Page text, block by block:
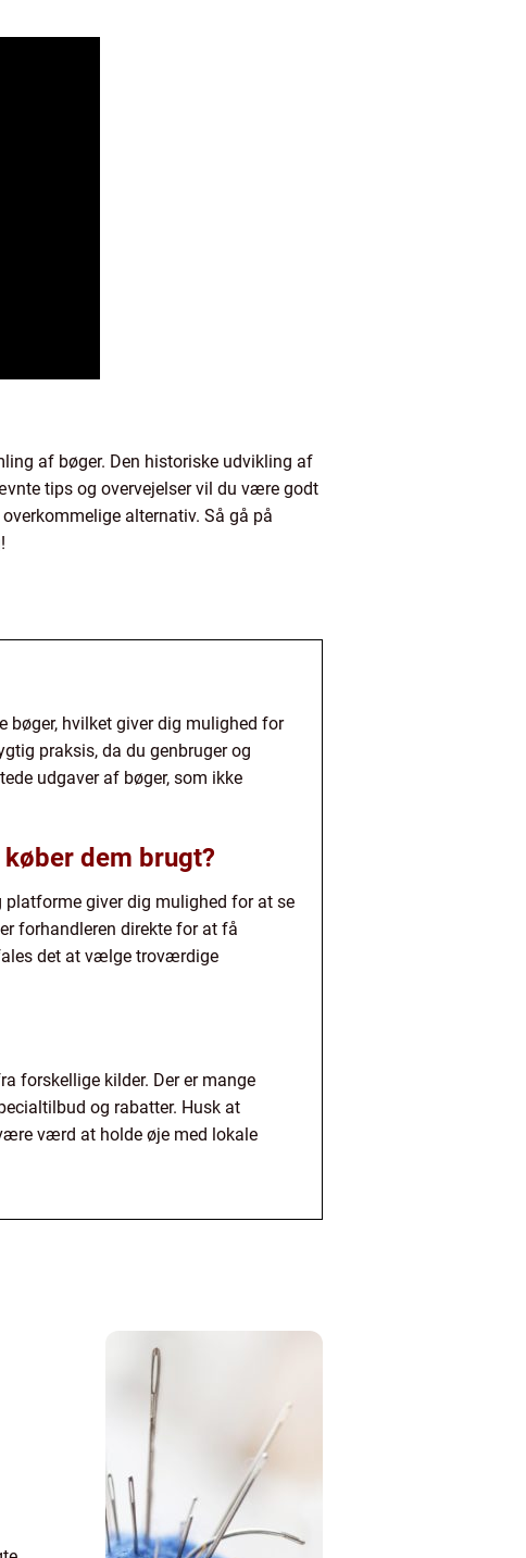
af bøger. Den historiske udvikling af
tips og overvejelser vil du være godt
alternativ. Så gå på
bøger, hvilket giver dig mulighed for
praksis, da du genbruger og
udgaver af bøger, som ikke
dem brugt?
platforme giver dig mulighed for at se
forhandleren direkte for at få
det at vælge troværdige
forskellige kilder. Der er mange
og rabatter. Husk at
værd at holde øje med lokale